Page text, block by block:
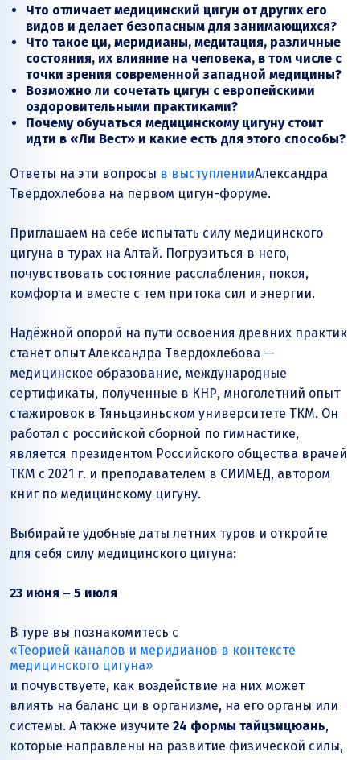
Что отличает медицинский цигун от других его
видов и делает безопасным для занимающихся?
Что такое ци, меридианы, медитация, различные
состояния, их влияние на человека, в том числе с
точки зрения современной западной медицины?
Возможно ли сочетать цигун с европейскими
оздоровительными практиками?
Почему обучаться медицинскому цигуну стоит
идти в «Ли Вест» и какие есть для этого способы?
Ответы на эти вопросы в выступленииАлександра
Твердохлебова на первом цигун-форуме.
Приглашаем на себе испытать силу медицинского
цигуна в турах на Алтай. Погрузиться в него,
почувствовать состояние расслабления, покоя,
комфорта и вместе с тем притока сил и энергии.
Надёжной опорой на пути освоения древних практик
станет опыт Александра Твердохлебова —
медицинское образование, международные
сертификаты, полученные в КНР, многолетний опыт
стажировок в Тяньцзиньском университете ТКМ. Он
работал с российской сборной по гимнастике,
является президентом Российского общества врачей
ТКМ с 2021 г. и преподавателем в СИИМЕД, автором
книг по медицинскому цигуну.
Выбирайте удобные даты летних туров и откройте
для себя силу медицинского цигуна:
23 июня – 5 июля
В туре вы познакомитесь с
«Теорией каналов и меридианов в контексте
медицинского цигуна»
и почувствуете, как воздействие на них может
влиять на баланс ци в организме, на его органы или
системы. А также изучите 24 формы тайцзицюань,
которые направлены на развитие физической силы,